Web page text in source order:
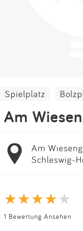
Spielplatz
Am
Am
Schleswig-
1 Bewertung Ansehen